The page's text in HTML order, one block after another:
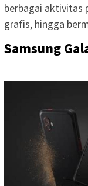
berbagai aktivitas
grafis, hingga
Samsung